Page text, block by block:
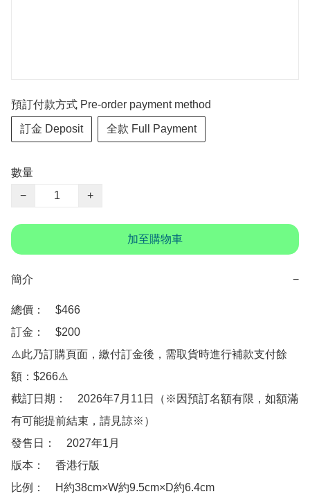
預訂付款方式 Pre-order payment method
訂金 Deposit 全款 Full Payment
數量
−
+
加至購物車
簡介 −
總價：　$466
訂金：　$200
⚠️此乃訂購頁面，繳付訂金後，需取貨時進行補款支付餘
額：$266⚠️
截訂日期：　2026年7月11日（※因預訂名額有限，如額滿
有可能提前結束，請見諒※）
發售日：　2027年1月
版本：　香港行版
比例：　H約38cm×W約9.5cm×D約6.4cm